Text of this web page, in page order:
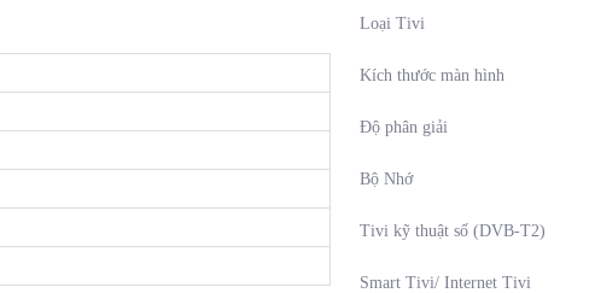
Loại Tivi
Kích thước màn hình
Độ phân giải
Bộ Nhớ
Tivi kỹ thuật số (DVB-T2)
Smart Tivi/ Internet Tivi